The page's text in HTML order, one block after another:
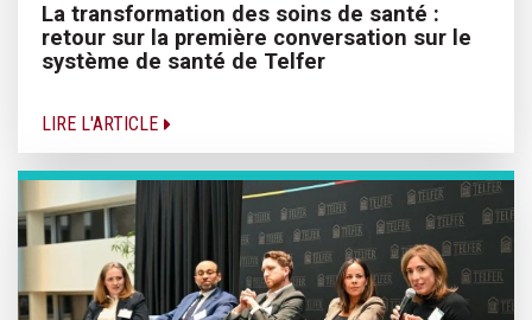
La transformation des soins de santé :
retour sur la première conversation sur le
système de santé de Telfer
LIRE L'ARTICLE